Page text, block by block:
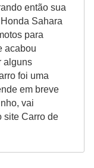
então sua
Sahara
para
acabou
alguns
foi uma
em breve
vai
site Carro de